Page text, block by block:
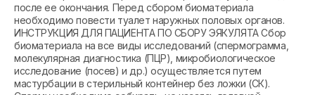
после ее окончания. Перед сбором биоматериала
необходимо повести туалет наружных половых органов.
ИНСТРУКЦИЯ ДЛЯ ПАЦИЕНТА ПО СБОРУ ЭЯКУЛЯТА Сбор
биоматериала на все виды исследований (спермограмма,
молекулярная диагностика (ПЦР), микробиологическое
исследование (посев) и др.) осуществляется путем
мастурбации в стерильный контейнер без ложки (СК).